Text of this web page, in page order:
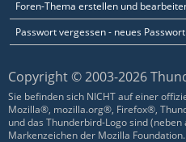
Foren-Thema erstellen und
Passwort vergessen - neues
Copyright © 2003-2026
Sie befinden sich NICHT auf einer
Mozilla®, mozilla.org®, Firefox®,
und das Thunderbird-Logo sind
Markenzeichen der Mozilla Foundation.